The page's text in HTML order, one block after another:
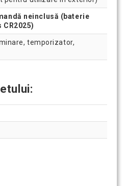
neinclusă (baterie
temporizator,